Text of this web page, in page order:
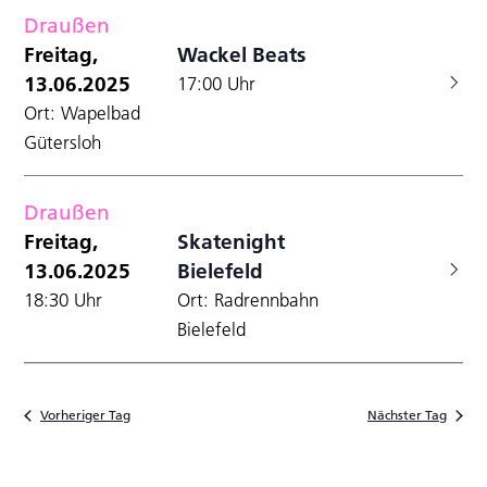
Draußen
Freitag,
13.06.2025
Wackel Beats
17:00 Uhr
Ort: Wapelbad
Gütersloh
Draußen
Freitag,
13.06.2025
Skatenight
Bielefeld
18:30 Uhr
Ort: Radrennbahn
Bielefeld
Vorheriger Tag Nächster Tag